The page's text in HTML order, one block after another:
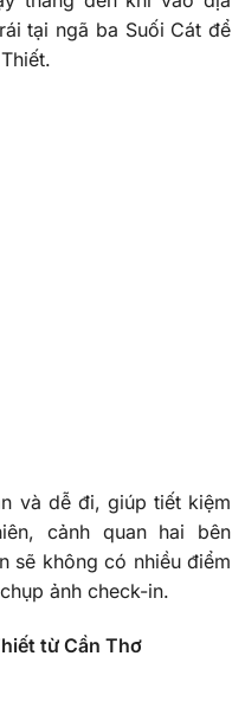
tại ngã ba Suối Cát để
và dễ đi, giúp tiết kiệm
cảnh quan hai bên
sẽ không có nhiều điểm
ảnh check-in.
từ Cần Thơ